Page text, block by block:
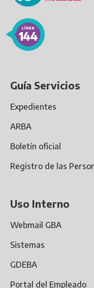
Guía Servicios
Expedientes
ARBA
Boletín oficial
Registro de las
Uso Interno
Webmail GBA
Sistemas
GDEBA
Portal del Empleado